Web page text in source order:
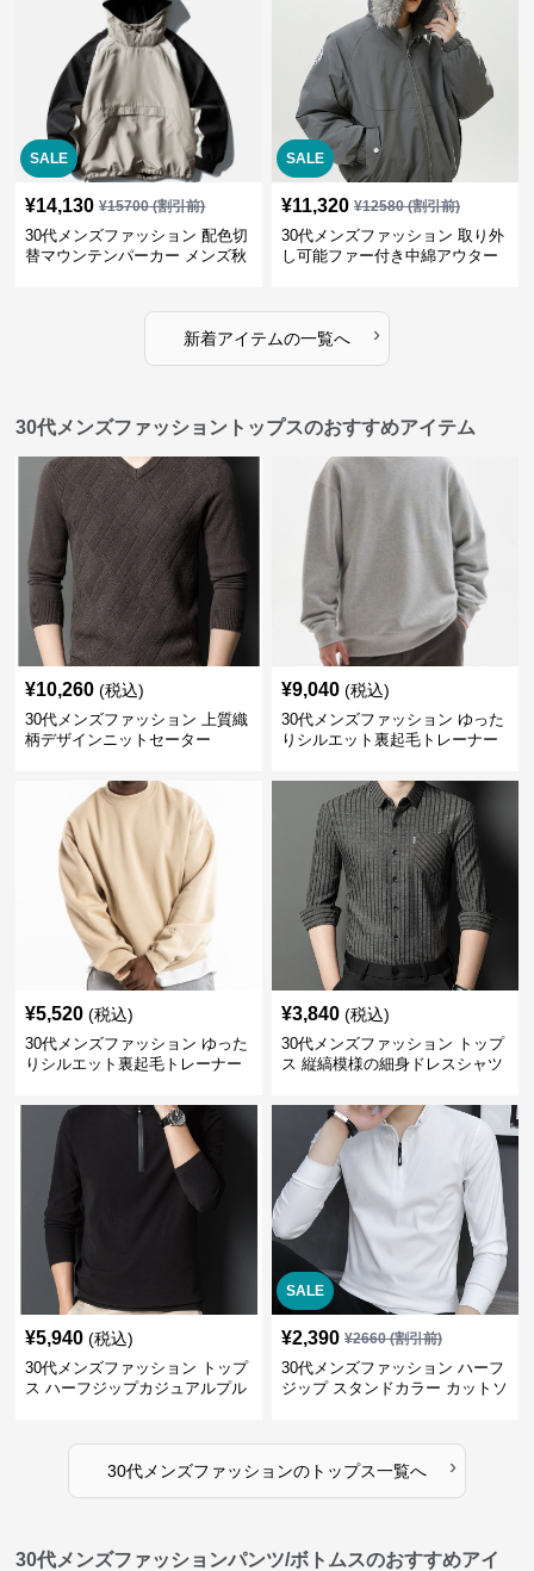
SALE
¥14,130 ¥15700(割引前)
30代メンズファッション 配色切
替マウンテンパーカー メンズ秋
SALE
¥11,320 ¥12580(割引前)
30代メンズファッション 取り外
し可能ファー付き中綿アウター
新着アイテムの一覧へ ›
30代メンズファッショントップスのおすすめアイテム
¥10,260 (税込)
30代メンズファッション 上質織
柄デザインニットセーター
¥9,040 (税込)
30代メンズファッション ゆった
りシルエット裏起毛トレーナー
¥5,520 (税込)
30代メンズファッション ゆった
りシルエット裏起毛トレーナー
¥3,840 (税込)
30代メンズファッション トップ
ス 縦縞模様の細身ドレスシャツ
¥5,940 (税込)
30代メンズファッション トップ
ス ハーフジップカジュアルプル
SALE
¥2,390 ¥2660(割引前)
30代メンズファッション ハーフ
ジップ スタンドカラー カットソ
30代メンズファッションのトップス一覧へ ›
30代メンズファッションパンツ/ボトムスのおすすめアイ